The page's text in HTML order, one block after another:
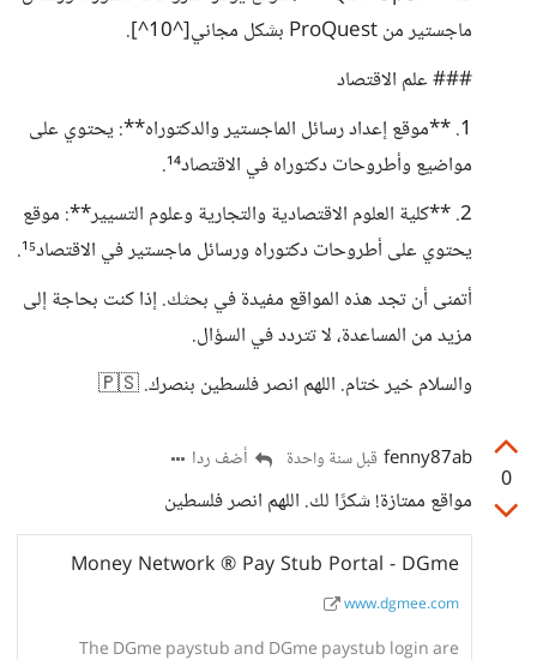
ماجستير من ProQuest بشكل مجاني[^10^].
### علم الاقتصاد
1. **موقع إعداد رسائل الماجستير والدكتوراه**: يحتوي على
مواضيع وأطروحات دكتوراه في الاقتصاد¹⁴.
2. **كلية العلوم الاقتصادية والتجارية وعلوم التسيير**: موقع
يحتوي على أطروحات دكتوراه ورسائل ماجستير في الاقتصاد¹⁵.
أتمنى أن تجد هذه المواقع مفيدة في بحثك. إذا كنت بحاجة إلى
مزيد من المساعدة، لا تتردد في السؤال.
والسلام خير ختام. اللهم انصر فلسطين بنصرك. 🇵🇸
0
fenny87ab قبل سنة واحدة أضف ردا
مواقع ممتازة! شكرًا لك. اللهم انصر فلسطين
Money Network ® Pay Stub Portal - DGme
www.dgmee.com
The DGme paystub and DGme paystub login are